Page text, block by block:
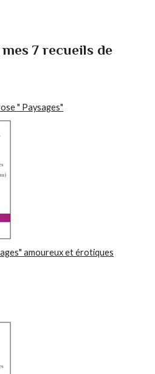
7 recueils de
" Paysages"
amoureux et érotiques